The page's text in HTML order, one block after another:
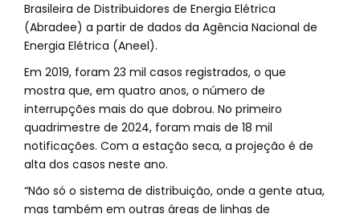
Brasileira de Distribuidores de Energia Elétrica
(Abradee) a partir de dados da Agência Nacional de
Energia Elétrica (Aneel).
Em 2019, foram 23 mil casos registrados, o que
mostra que, em quatro anos, o número de
interrupções mais do que dobrou. No primeiro
quadrimestre de 2024, foram mais de 18 mil
notificações. Com a estação seca, a projeção é de
alta dos casos neste ano.
“Não só o sistema de distribuição, onde a gente atua,
mas também em outras áreas de linhas de